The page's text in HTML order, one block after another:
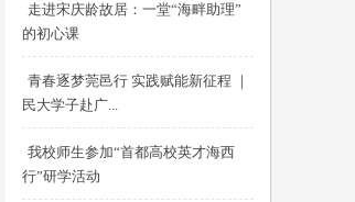
走进宋庆龄故居：一堂“海畔助理”
的初心课
青春逐梦莞邑行 实践赋能新征程 ｜
民大学子赴广...
我校师生参加“首都高校英才海西
行”研学活动